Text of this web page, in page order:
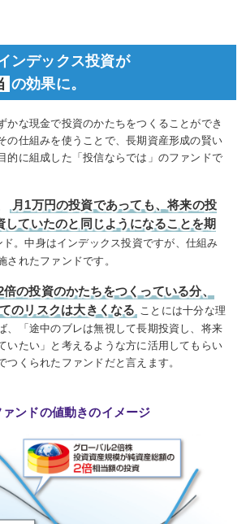
ンデックス投資が
の効果に。
かな現金で投資のかたちをつくることができ
の仕組みを使うことで、長期資産形成の賢い
的に組成した「投信ならでは」のファンドで
月1万円の投資であっても、将来の投
していたのと同じようになることを期
ド。中身はインデックス投資ですが、仕組み
されたファンドです。
の投資のかたちをつくっている分、
のリスクは大きくなる
ことには十分な理
、「途中のブレは無視して長期投資し、将来
いたい」と考えるような方に活用してもらい
くられたファンドだと言えます。
ァンドの値動きのイメージ